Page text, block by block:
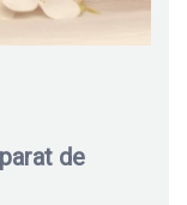
de